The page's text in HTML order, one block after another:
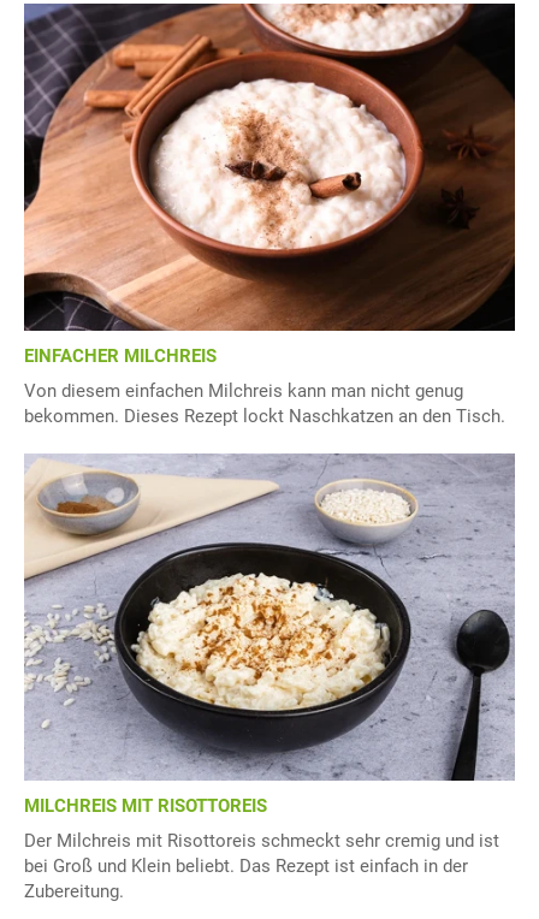
EINFACHER MILCHREIS
Von diesem einfachen Milchreis kann man nicht genug
bekommen. Dieses Rezept lockt Naschkatzen an den Tisch.
MILCHREIS MIT RISOTTOREIS
Der Milchreis mit Risottoreis schmeckt sehr cremig und ist
bei Groß und Klein beliebt. Das Rezept ist einfach in der
Zubereitung.